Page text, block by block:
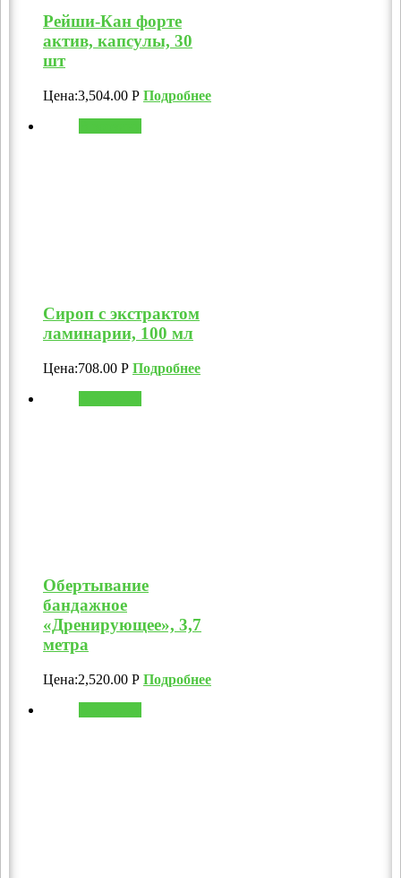
Рейши-Кан форте
актив, капсулы, 30
шт
Цена:3,504.00 Р Подробнее
Сироп с экстрактом
ламинарии, 100 мл
Цена:708.00 Р Подробнее
Обертывание
бандажное
«Дренирующее», 3,7
метра
Цена:2,520.00 Р Подробнее